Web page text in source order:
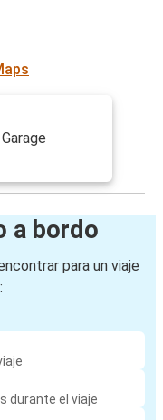
a bordo
para un viaje
durante el viaje